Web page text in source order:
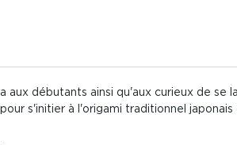
débutants ainsi qu'aux curieux de se
s'initier à l'origami traditionnel